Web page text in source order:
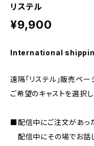
リステル
¥9,900
International
遠隔「リステル」販売ペー
ご希望のキャストを選択し
■配信中にご注文があっ
配信中にその場でお話